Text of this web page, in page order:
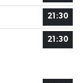
21:30
21:30